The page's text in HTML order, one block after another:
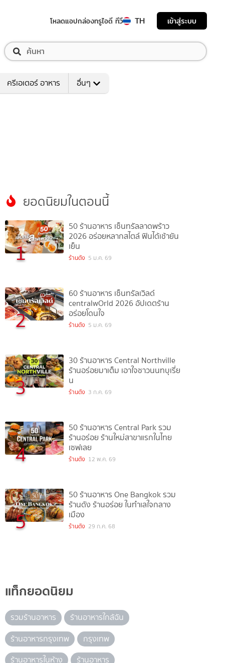
โหลดแอปกล่องทรูไอดี ทีวี TH เข้าสู่ระบบ
ครีเอเตอร์ อาหาร อื่นๆ
ยอดนิยมในตอนนี้
1
50 ร้านอาหาร เซ็นทรัลลาดพร้าว
2026 อร่อยหลากสไตล์ ฟินได้เช้ายัน
เย็น
ร้านดัง 5 ม.ค. 69
2
60 ร้านอาหาร เซ็นทรัลเวิลด์
centralwOrld 2026 อัปเดตร้าน
อร่อยโดนใจ
ร้านดัง 5 ม.ค. 69
3
30 ร้านอาหาร Central Northville
ร้านอร่อยมาเต็ม เอาใจชาวนนทบุเรี่ย
น
ร้านดัง 3 ก.ค. 69
4
50 ร้านอาหาร Central Park รวม
ร้านอร่อย ร้านใหม่สาขาแรกในไทย
เซฟเลย
ร้านดัง 12 พ.ค. 69
5
50 ร้านอาหาร One Bangkok รวม
ร้านดัง ร้านอร่อย ในทำเลใจกลาง
เมือง
ร้านดัง 29 ก.ค. 68
แท็กยอดนิยม
รวมร้านอาหาร
ร้านอาหารใกล้ฉัน
ร้านอาหารกรุงเทพ
กรุงเทพ
ร้านอาหารในห้าง
ร้านอาหาร